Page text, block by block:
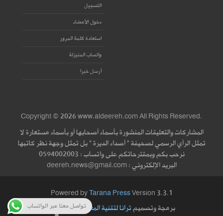
التسجيل
دخول الأعضاء
استعادة كلمة المرور
واتساب المنيزلة
أرسل خبرا
Copyright © 2026 www.aldeereh.com All Rights Reserved.
المشاركات والتعليقات المنشورة بأسماء أصحابها أو بأسماء مستعارة لا
تمثل الرأي الرسمي لصحيفة " أصداء الديرة " بل تمثل وجهة نظر كاتبها
نرحب بكم وبمقترحاتكم على واتساب : 0594002003
البريد الإلكتروني : deereh.news@gmail.com
Powered byTarana PressVersion 3.3.1
برمجة وتصميمترانا لتقنية المعلومات|
تواصل معنا عبر الواتساب